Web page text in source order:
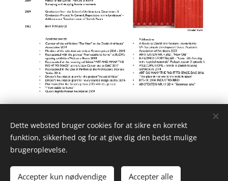
© 2025 Studio La Frost Birckner
Dette websted bruger cookies for at sikre en korrekt
funktion, sikkerhed og for at give dig den bedst mulige
brugeroplevelse.
Accepter kun nødvendige Accepter alle